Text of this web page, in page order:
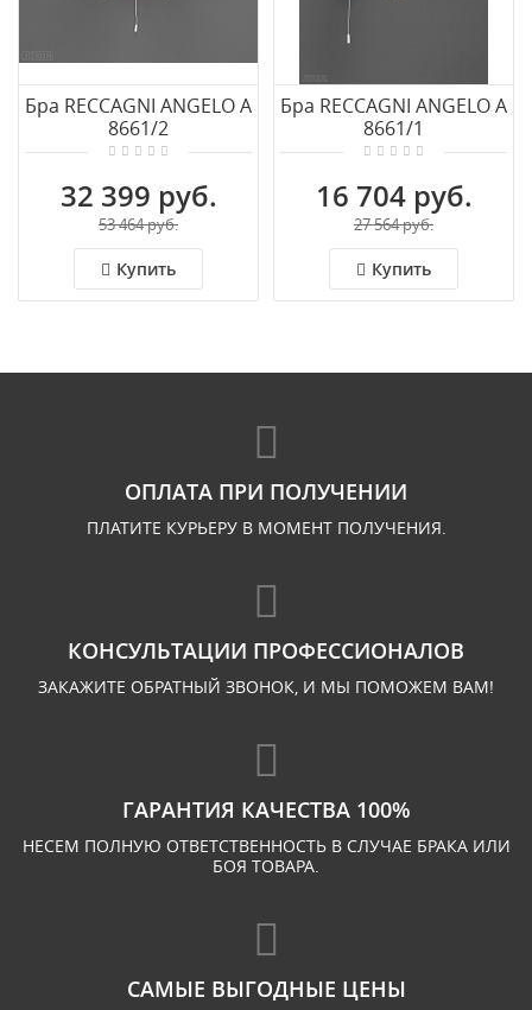
Бра RECCAGNI ANGELO A
8661/2
32 399 руб.
53 464 руб.
Купить
Бра RECCAGNI ANGELO A
8661/1
16 704 руб.
27 564 руб.
Купить
ОПЛАТА ПРИ ПОЛУЧЕНИИ
ПЛАТИТЕ КУРЬЕРУ В МОМЕНТ ПОЛУЧЕНИЯ.
КОНСУЛЬТАЦИИ ПРОФЕССИОНАЛОВ
ЗАКАЖИТЕ ОБРАТНЫЙ ЗВОНОК, И МЫ ПОМОЖЕМ ВАМ!
ГАРАНТИЯ КАЧЕСТВА 100%
НЕСЕМ ПОЛНУЮ ОТВЕТСТВЕННОСТЬ В СЛУЧАЕ БРАКА ИЛИ
БОЯ ТОВАРА.
САМЫЕ ВЫГОДНЫЕ ЦЕНЫ